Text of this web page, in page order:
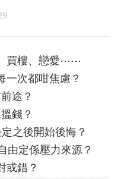
買樓、戀愛⋯⋯
一次都咁焦慮？
途？
錢？
之後開始後悔？
定係壓力來源？
或錯？